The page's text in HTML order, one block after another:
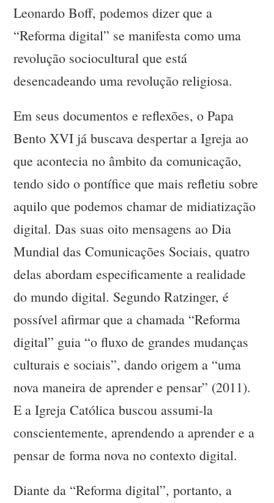
Leonardo Boff, podemos dizer que a
“Reforma digital” se manifesta como uma
revolução sociocultural que está
desencadeando uma revolução religiosa.
Em seus documentos e reflexões, o Papa
Bento XVI já buscava despertar a Igreja ao
que acontecia no âmbito da comunicação,
tendo sido o pontífice que mais refletiu sobre
aquilo que podemos chamar de midiatização
digital. Das suas oito mensagens ao Dia
Mundial das Comunicações Sociais, quatro
delas abordam especificamente a realidade
do mundo digital. Segundo Ratzinger, é
possível afirmar que a chamada “Reforma
digital” guia “o fluxo de grandes mudanças
culturais e sociais”, dando origem a “uma
nova maneira de aprender e pensar” (2011).
E a Igreja Católica buscou assumi-la
conscientemente, aprendendo a aprender e a
pensar de forma nova no contexto digital.
Diante da “Reforma digital”, portanto, a